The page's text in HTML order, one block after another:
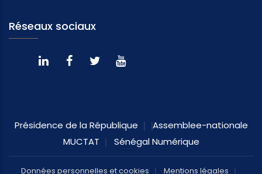
Réseaux sociaux
Présidence de la République
Assemblee-nationale
MUCTAT
Sénégal Numérique
Données personnelles et cookies Mentions légales